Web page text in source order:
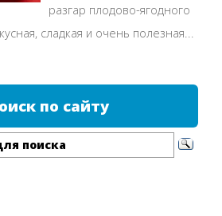
разгар плодово-ягодного
сладкая и очень полезная...
по сайту